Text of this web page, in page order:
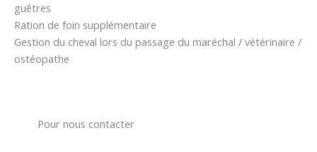
guêtres
Ration de foin supplémentaire
Gestion du cheval lors du passage du maréchal / vétérinaire /
ostéopathe
Pour nous contacter